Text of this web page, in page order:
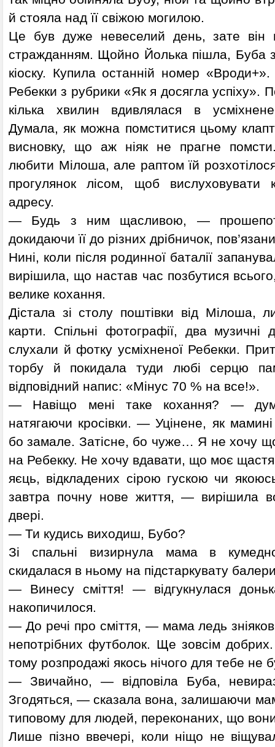
й стояла над її свіжою могилою.
Це був дуже невеселий день, зате він
стражданням. Щойно Йолька пішла, Буба
кіоску. Купила останній номер
Ребекки з рубрики «Як я досягла успіху».
кілька хвилин вдивлялася в
Думала, як можна помститися цьому
висновку, що аж ніяк не прагне
любити Мілоша, але раптом їй
прогулянок лісом, щоб вислуховувати
адресу.
— Будь з ним щасливою, —
докидаючи її до різних дрібничок,
Нині, коли після родинної баталії
вирішила, що настав час позбутися
велике кохання.
Дістала зі столу поштівки від Мілоша,
карти. Спільні фотографії, два музичні
слухали й фотку усміхненої Ребекки.
торбу й покидала туди любі серцю
відповідний напис: «Мінус 70 % на все!».
— Навіщо мені таке кохання? —
натягаючи кросівки. — Уцінене, як
бо замале. Затісне, бо чуже… Я не хочу
на Ребекку. Не хочу вдавати, що моє щастя
яєць, відкладених сірою гускою чи
завтра почну нове життя, — вирішила
двері.
— Ти кудись виходиш, Бубо?
Зі спальні визирнула мама в
скидалася в ньому на підстаркувату
— Винесу сміття! — відгукнулася
накопичилося.
— До речі про сміття, — мама ледь
непотрібних футболок. Ще зовсім
тому розпродажі якось нічого для тебе не
— Звичайно, — відповіла Буба,
Згодяться, — сказала вона, залишаючи
типовому для людей, переконаних, що
Лише пізно ввечері, коли ніщо не